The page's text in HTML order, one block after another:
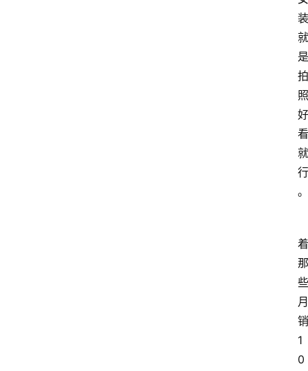
装
就
是
拍
照
好
看
就
行
。
着
那
些
月
销
1
0